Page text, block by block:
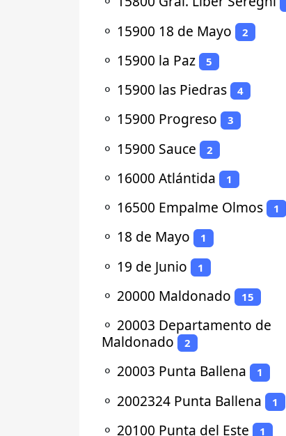
⚬ 15900 18 de Mayo 2
⚬ 15900 la Paz 5
⚬ 15900 las Piedras 4
⚬ 15900 Progreso 3
⚬ 15900 Sauce 2
⚬ 16000 Atlántida 1
⚬ 16500 Empalme Olmos 1
⚬ 18 de Mayo 1
⚬ 19 de Junio 1
⚬ 20000 Maldonado 15
⚬ 20003 Departamento de
Maldonado
2
⚬ 20003 Punta Ballena 1
⚬ 2002324 Punta Ballena 1
⚬ 20100 Punta del Este 1